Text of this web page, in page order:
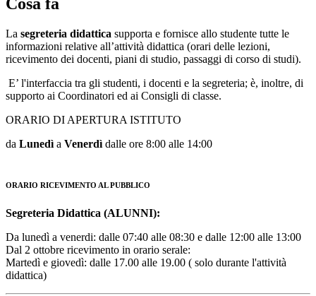
La segreteria didattica supporta e fornisce allo studente tutte le
informazioni relative all’attività didattica (orari delle lezioni,
ricevimento dei docenti, piani di studio, passaggi di corso di studi).
E’ l'interfaccia tra gli studenti, i docenti e la segreteria; è, inoltre, di
supporto ai Coordinatori ed ai Consigli di classe.
ORARIO DI APERTURA ISTITUTO
da Lunedì a Venerdì dalle ore 8:00 alle 14:00
ORARIO RICEVIMENTO AL PUBBLICO
Segreteria Didattica (ALUNNI):
Da lunedì a venerdi: dalle 07:40 alle 08:30 e dalle 12:00 alle 13:00
Dal 2 ottobre ricevimento in orario serale:
Martedì e giovedì: dalle 17.00 alle 19.00 ( solo durante l'attività
didattica)